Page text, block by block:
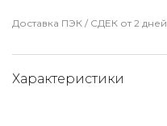
Доставка ПЭК / СДЕК от 2 дней
Характеристики